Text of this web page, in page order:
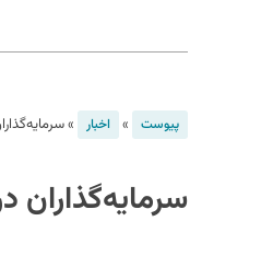
پیوست » اخبار »